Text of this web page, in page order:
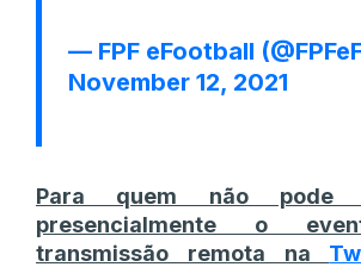
— FPF eFootball
November 12, 2021
Para quem não pode
presencialmente o
transmissão remota na